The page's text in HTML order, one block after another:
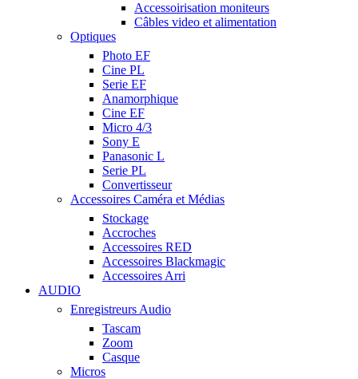
Accessoirisation moniteurs
Câbles video et alimentation
Optiques
Photo EF
Cine PL
Serie EF
Anamorphique
Cine EF
Micro 4/3
Sony E
Panasonic L
Serie PL
Convertisseur
Accessoires Caméra et Médias
Stockage
Accroches
Accessoires RED
Accessoires Blackmagic
Accessoires Arri
AUDIO
Enregistreurs Audio
Tascam
Zoom
Casque
Micros